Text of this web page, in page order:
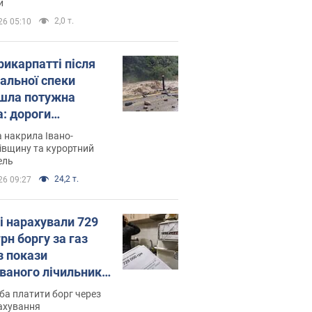
05:10 2,0 т.
після
спеки
потужна
дороги
на
Відео
накрила Івано-
та курортний
09:27 24,2 т.
нарахували 729
боргу за газ
покази
лічильника:
ухвалив
рішення
платити борг через